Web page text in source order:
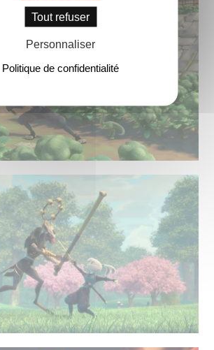
Tout refuser
Personnaliser
Politique de confidentialité